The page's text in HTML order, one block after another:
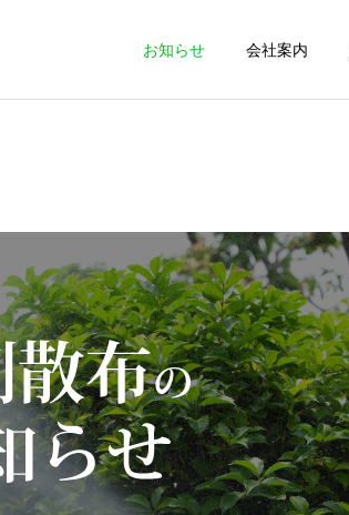
お知らせ 会社案内